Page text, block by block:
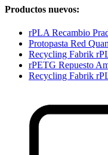
Productos nuevos:
rPLA Recambio
Protopasta Red
Recycling Fabrik
rPETG Repuesto
Recycling Fabrik